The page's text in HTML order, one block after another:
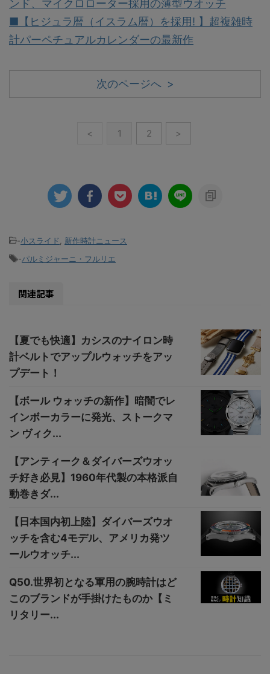
ンド、マイクロローター採用の薄型ウオッチ
■【ヒジュラ暦（イスラム暦）を採用! 】超複雑時
計パーペチュアルカレンダーの最新作
次のページへ >
< 1 2 >
-小スライド
新作時計ニュース
-パルミジャーニ・フルリエ
関連記事
【夏でも快適】カシスのナイロン時
計ベルトでアップルウォッチをアッ
プデート！
【ボール ウォッチの新作】暗闇でレ
インボーカラーに発光、ストークマ
ン ヴィク...
【アンティーク＆ダイバーズウオッ
チ好き必見】1960年代製の本格派自
動巻きダ...
【日本国内初上陸】ダイバーズウオ
ッチを含む4モデル、アメリカ発ツ
ールウオッチ...
Q50.世界初となる軍用の腕時計はど
このブランドが手掛けたものか【ミ
リタリー...